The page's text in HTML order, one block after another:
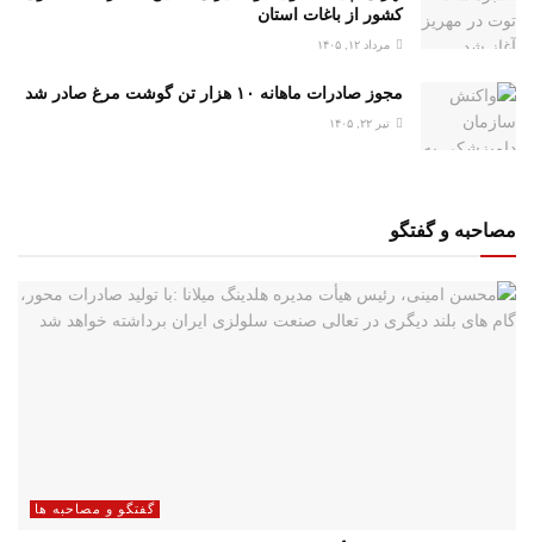
کشور از باغات استان
مرداد ۱۲, ۱۴۰۵
مجوز صادرات ماهانه ۱۰ هزار تن گوشت مرغ صادر شد
تیر ۲۲, ۱۴۰۵
مصاحبه و گفتگو
گفتگو و مصاحبه ها